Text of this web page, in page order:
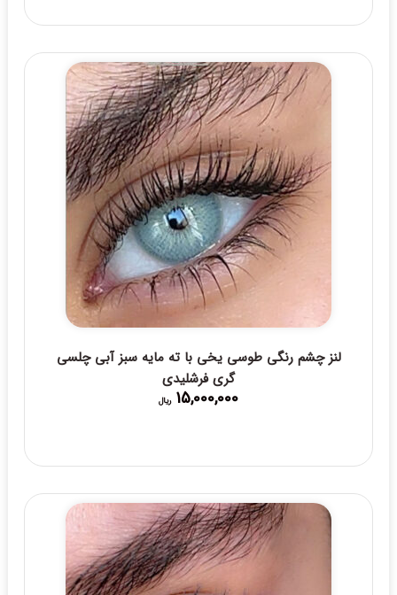
لنز چشم رنگی طوسی یخی با ته مایه سبز آبی چلسی
گری فرشلیدی
15,000,000 ریال